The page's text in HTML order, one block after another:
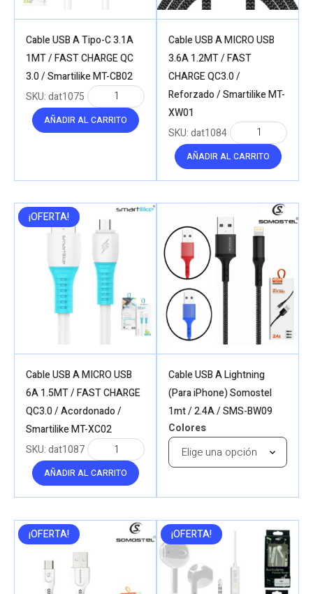
Cable USB A Tipo-C 3.1A
1MT / FAST CHARGE QC
3.0 / Smartilike MT-CB02
AÑADIR AL CARRITO
SKU:dat1075
Cable USB A MICRO USB
3.6A 1.2MT / FAST
CHARGE QC3.0 /
Reforzado / Smartilike MT-
XW01
AÑADIR AL CARRITO
SKU:dat1084
¡OFERTA!
Cable USB A MICRO USB
6A 1.5MT / FAST CHARGE
QC3.0 / Acordonado /
Smartilike MT-XC02
AÑADIR AL CARRITO
SKU:dat1087
Cable USB A Lightning
(Para iPhone) Somostel
1mt / 2.4A / SMS-BW09
Colores
¡OFERTA! ¡OFERTA!